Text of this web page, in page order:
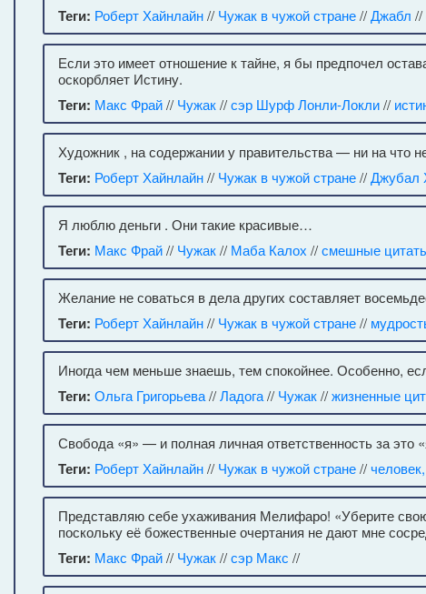
Теги: Роберт Хайнлайн// Чужак в чужой стране//Джабл //
Если это имеет отношение к тайне, я бы предпочел
оскорбляет Истину.
Теги: Макс Фрай// Чужак//сэр Шурф Лонли-Локли//
Художник , на содержании у правительства — ни на что
Теги: Роберт Хайнлайн// Чужак в чужой стране//Джубал
Я люблю деньги . Они такие красивые…
Теги: Макс Фрай// Чужак// Маба Калох //смешные
Желание не соваться в дела других составляет
Теги: Роберт Хайнлайн// Чужак в чужой стране//
Иногда чем меньше знаешь, тем спокойнее. Особенно,
Теги: Ольга Григорьева//Ладога// Чужак//жизненные
Свобода «я» — и полная личная ответственность за это
Теги: Роберт Хайнлайн// Чужак в чужой стране//
Представляю себе ухаживания Мелифаро! «Уберите
поскольку её божественные очертания не дают мне
Теги: Макс Фрай// Чужак//сэр Макс //